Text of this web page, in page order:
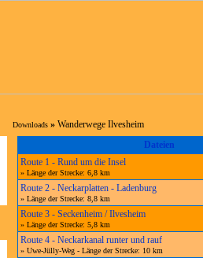
Downloads » Wanderwege Ilvesheim
Dateien
Route 1 - Rund um die Insel
» Länge der Strecke: 6,8 km
Route 2 - Neckarplatten - Ladenburg
» Länge der Strecke: 8,8 km
Route 3 - Seckenheim / Ilvesheim
» Länge der Strecke: 5,8 km
Route 4 - Neckarkanal runter und rauf
» Uwe-Jülly-Weg - Länge der Strecke: 10 km